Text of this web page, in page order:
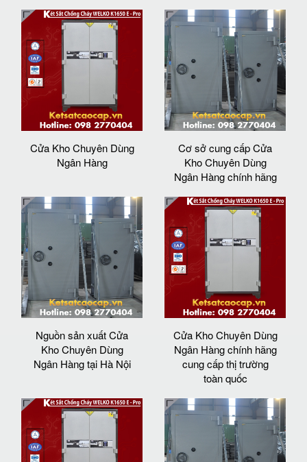
Cửa Kho Chuyên Dùng
Ngân Hàng
Cơ sở cung cấp Cửa
Kho Chuyên Dùng
Ngân Hàng chính hãng
Nguồn sản xuất Cửa
Kho Chuyên Dùng
Ngân Hàng tại Hà Nội
Cửa Kho Chuyên Dùng
Ngân Hàng chính hãng
cung cấp thị trường
toàn quốc